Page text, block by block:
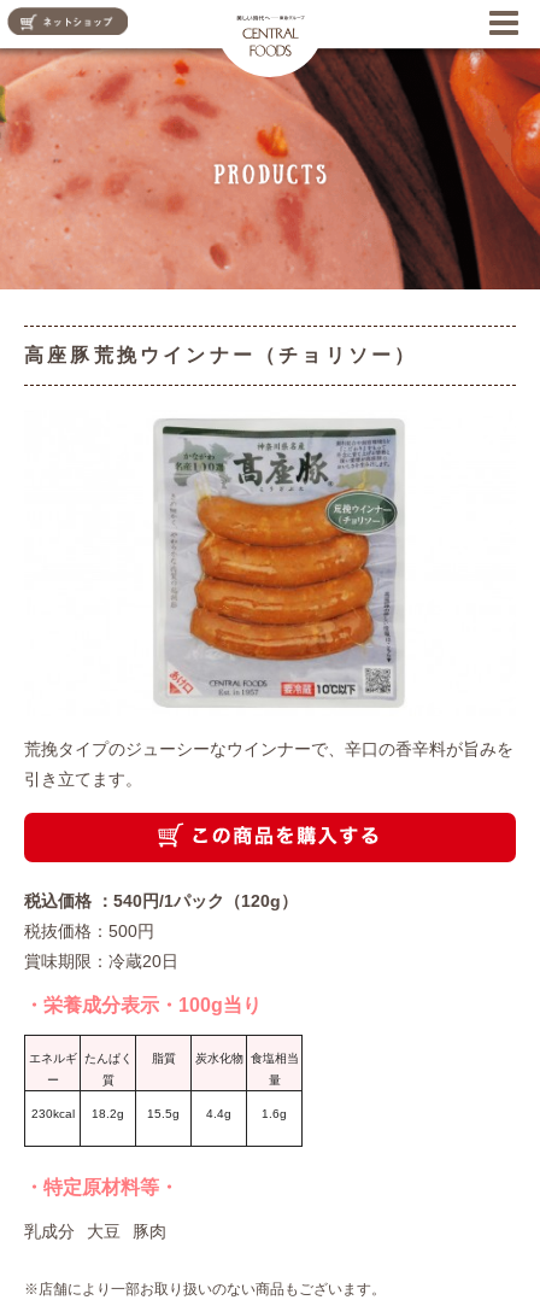
高座豚荒挽ウインナー（チョリソー）
荒挽タイプのジューシーなウインナーで、辛口の香辛料が旨みを
引き立てます。
税込価格 ：540円/1パック（120g）
税抜価格：500円
賞味期限：冷蔵20日
・栄養成分表示・100g当り
エネルギ
ー
230kcal
たんぱく
質
18.2g
脂質
15.5g
炭水化物
4.4g
食塩相当
量
1.6g
・特定原材料等・
乳成分 大豆 豚肉
※店舗により一部お取り扱いのない商品もございます。